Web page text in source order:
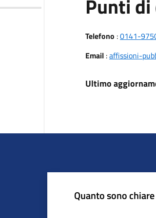
Punti
Telefono :0141-
Email:affissioni-
Ultimo
Quanto sono